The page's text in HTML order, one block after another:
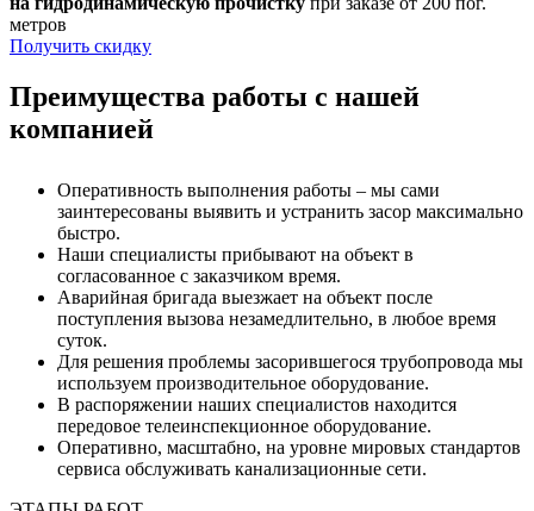
метров
Получить скидку
Преимущества работы с нашей
компанией
Оперативность выполнения работы – мы сами
заинтересованы выявить и устранить засор максимально
быстро.
Наши специалисты прибывают на объект в
согласованное с заказчиком время.
Аварийная бригада выезжает на объект после
поступления вызова незамедлительно, в любое время
суток.
Для решения проблемы засорившегося трубопровода мы
используем производительное оборудование.
В распоряжении наших специалистов находится
передовое телеинспекционное оборудование.
Оперативно, масштабно, на уровне мировых стандартов
сервиса обслуживать канализационные сети.